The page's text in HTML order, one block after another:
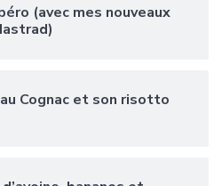
(avec mes nouveaux
Cognac et son risotto